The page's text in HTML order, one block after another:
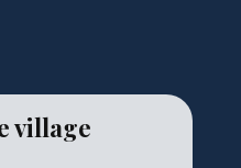
village